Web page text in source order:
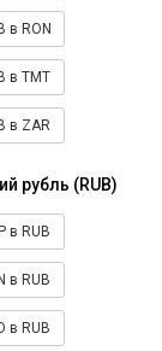
в RON
в TMT
в ZAR
рубль (RUB)
в RUB
в RUB
в RUB